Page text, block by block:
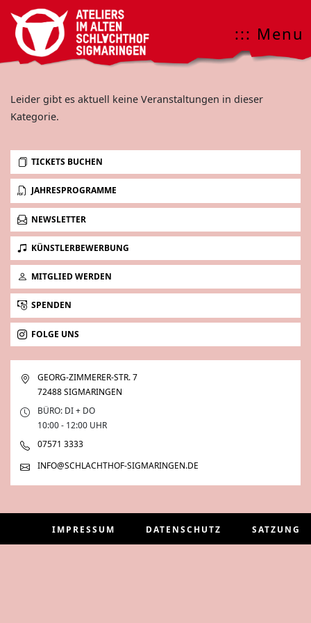
::: Menu
Leider gibt es aktuell keine Veranstaltungen in dieser
Kategorie.
TICKETS BUCHEN
JAHRESPROGRAMME
NEWSLETTER
KÜNSTLERBEWERBUNG
MITGLIED WERDEN
SPENDEN
FOLGE UNS
GEORG-ZIMMERER-STR. 7
72488 SIGMARINGEN
BÜRO: DI + DO
10:00 - 12:00 UHR
07571 3333
INFO@SCHLACHTHOF-SIGMARINGEN.DE
IMPRESSUM DATENSCHUTZ SATZUNG